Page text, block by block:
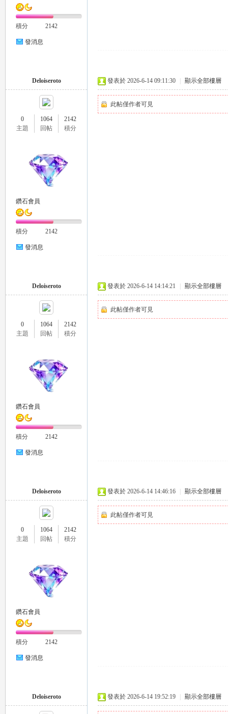
積分 2142
發消息
Deloiseroto
0
主題
1064
回帖
2142
積分
鑽石會員
積分 2142
發消息
發表於 2026-6-14 09:11:30 顯示全部樓層
此帖僅作者可見
Deloiseroto
0
主題
1064
回帖
2142
積分
鑽石會員
積分 2142
發消息
發表於 2026-6-14 14:14:21 顯示全部樓層
此帖僅作者可見
Deloiseroto
0
主題
1064
回帖
2142
積分
鑽石會員
積分 2142
發消息
發表於 2026-6-14 14:46:16 顯示全部樓層
此帖僅作者可見
Deloiseroto 發表於 2026-6-14 19:52:19 顯示全部樓層